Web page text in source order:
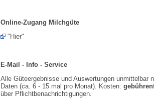
Online-Zugang Milchgüte
"Hier"
E-Mail - Info - Service
Alle Güteergebnisse und Auswertungen unmittelbar
Daten (ca. 6 - 15 mal pro Monat). Kosten:
über Pflichtbenachrichtigungen.